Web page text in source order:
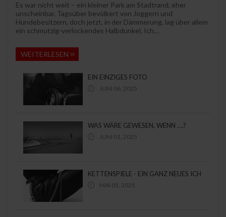
Es war nicht weit – ein kleiner Park am Stadtrand, eher
unscheinbar. Tagsüber bevölkert von Joggern und
Hundebesitzern, doch jetzt, in der Dämmerung, lag über allem
ein schmutzig-verlockendes Halbdunkel. Ich…
WEITERLESEN
EIN EINZIGES FOTO
JUNI 06, 2025
WAS WÄRE GEWESEN, WENN ….?
JUNI 01, 2025
KETTENSPIELE - EIN GANZ NEUES ICH
MAI 05, 2025